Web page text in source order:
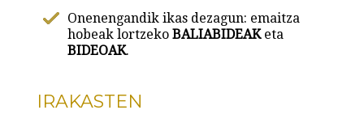
Onenengandik ikas dezagun: emaitza
hobeak lortzeko BALIABIDEAKeta
BIDEOAK.
IRAKASTEN